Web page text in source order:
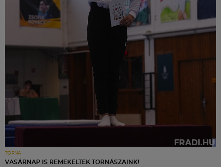
TORNA
VASÁRNAP IS REMEKELTEK TORNÁSZAINK!